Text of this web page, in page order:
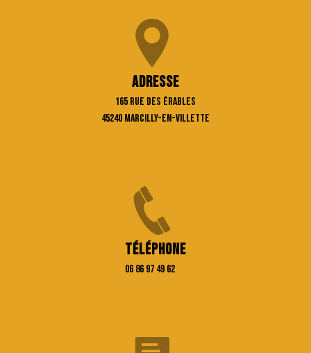
Adresse
165 rue des Érables
45240 Marcilly-en-Villette
Téléphone
06 86 97 49 62